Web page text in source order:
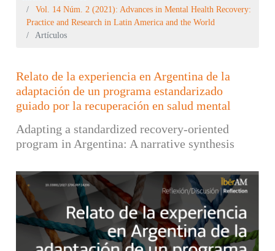
Vol. 14 Núm. 2 (2021): Advances in Mental Health Recovery:
Practice and Research in Latin America and the World
Artículos
Relato de la experiencia en Argentina de la
adaptación de un programa estandarizado
guiado por la recuperación en salud mental
Adapting a standardized recovery-oriented
program in Argentina: A narrative synthesis
Barra lateral del artículo